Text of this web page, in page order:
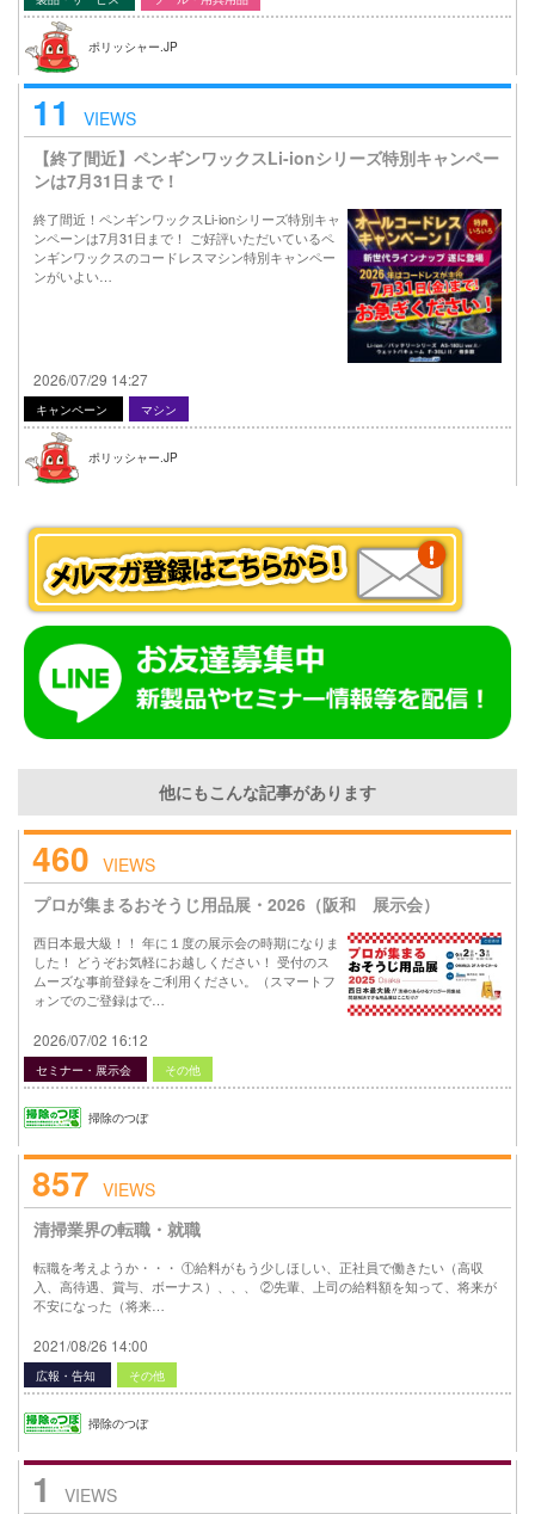
ポリッシャー.JP
11
VIEWS
【終了間近】ペンギンワックスLi-ionシリーズ特別キャンペー
ンは7月31日まで！
終了間近！ペンギンワックスLi-ionシリーズ特別キャ
ンペーンは7月31日まで！ ご好評いただいているペ
ンギンワックスのコードレスマシン特別キャンペー
ンがいよい…
2026/07/29 14:27
キャンペーン マシン
ポリッシャー.JP
他にもこんな記事があります
460 VIEWS
プロが集まるおそうじ用品展・2026（阪和 展示会）
西日本最大級！！ 年に１度の展示会の時期になりま
した！ どうぞお気軽にお越しください！ 受付のス
ムーズな事前登録をご利用ください。（スマートフ
ォンでのご登録はで…
2026/07/02 16:12
セミナー・展示会 その他
掃除のつぼ
857 VIEWS
清掃業界の転職・就職
転職を考えようか・・・ ①給料がもう少しほしい、正社員で働きたい（高収
入、高待遇、賞与、ボーナス）、、、 ②先輩、上司の給料額を知って、将来が
不安になった（将来…
2021/08/26 14:00
広報・告知 その他
掃除のつぼ
1
VIEWS